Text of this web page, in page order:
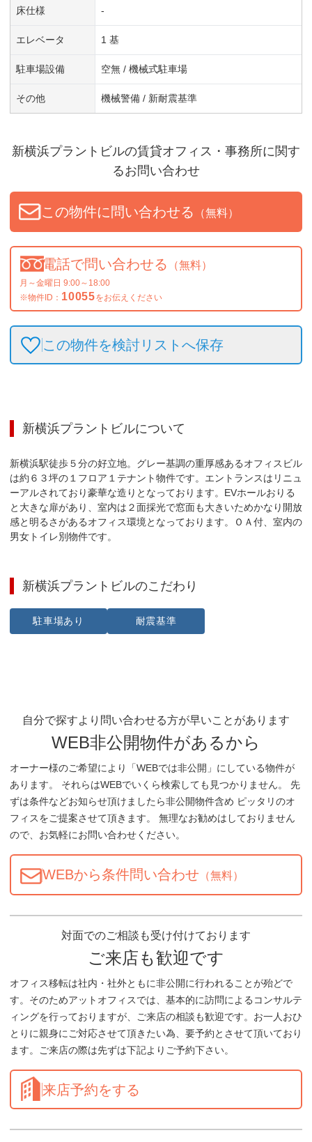
床仕様 -
エレベータ 1 基
駐車場設備 空無 / 機械式駐車場
その他 機械警備 / 新耐震基準
新横浜プラントビルの賃貸オフィス・事務所に関す
るお問い合わせ
この物件に問い合わせる （無料）
電話で問い合わせる （無料）
月～金曜日 9:00～18:00
※物件ID： 10055をお伝えください
この物件を検討リストへ保存
新横浜プラントビルについて
新横浜駅徒歩５分の好立地。グレー基調の重厚感あるオフィスビル
は約６３坪の１フロア１テナント物件です。エントランスはリニュ
ーアルされており豪華な造りとなっております。EVホールおりる
と大きな扉があり、室内は２面採光で窓面も大きいためかなり開放
感と明るさがあるオフィス環境となっております。ＯＡ付、室内の
男女トイレ別物件です。
新横浜プラントビルのこだわり
駐車場あり 耐震基準
自分で探すより問い合わせる方が早いことがあります
WEB非公開物件があるから
オーナー様のご希望により「WEBでは非公開」にしている物件が
あります。 それらはWEBでいくら検索しても見つかりません。 先
ずは条件などお知らせ頂けましたら非公開物件含め ピッタリのオ
フィスをご提案させて頂きます。 無理なお勧めはしておりません
ので、お気軽にお問い合わせください。
WEBから条件問い合わせ （無料）
対面でのご相談も受け付けております
ご来店も歓迎です
オフィス移転は社内・社外ともに非公開に行われることが殆どで
す。そのためアットオフィスでは、基本的に訪問によるコンサルテ
ィングを行っておりますが、ご来店の相談も歓迎です。お一人おひ
とりに親身にご対応させて頂きたい為、要予約とさせて頂いており
ます。ご来店の際は先ずは下記よりご予約下さい。
来店予約をする